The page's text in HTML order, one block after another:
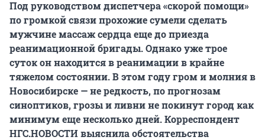
Под руководством диспетчера «скорой помощи»
по громкой связи прохожие сумели сделать
мужчине массаж сердца еще до приезда
реанимационной бригады. Однако уже трое
суток он находится в реанимации в крайне
тяжелом состоянии. В этом году гром и молния в
Новосибирске — не редкость, по прогнозам
синоптиков, грозы и ливни не покинут город как
минимум еще несколько дней. Корреспондент
НГС.НОВОСТИ выяснила обстоятельства